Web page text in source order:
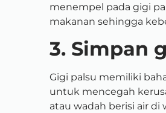
menempel pada gigi
makanan sehingga
3. Simpan
Gigi palsu memiliki
untuk mencegah
atau wadah berisi air